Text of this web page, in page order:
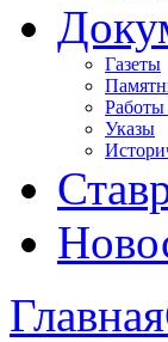
Газеты
Работы
Указы
Главная